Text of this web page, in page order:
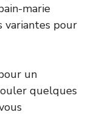
marie
variantes pour
un
quelques